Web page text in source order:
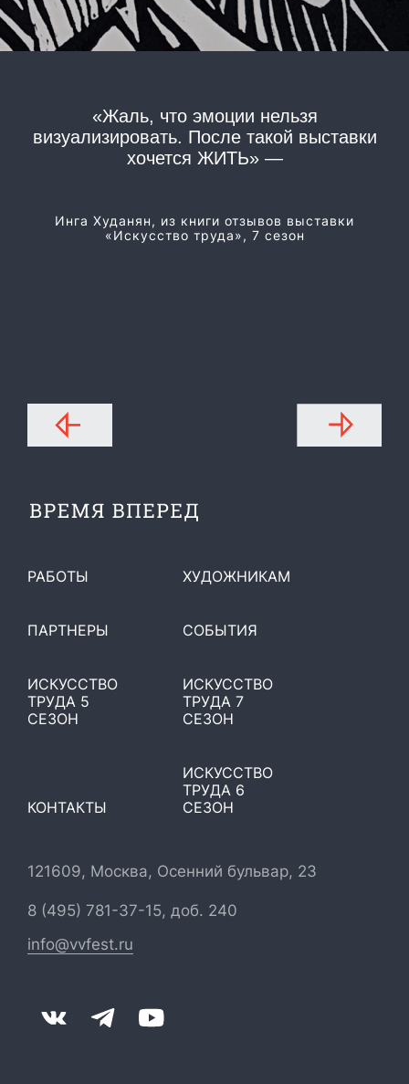
«Жаль, что эмоции нельзя
визуализировать. После такой выставки
хочется ЖИТЬ» —
Инга Худанян, из книги отзывов выставки
«Искусство труда», 7 сезон
121609, Москва, Осенний бульвар, 23
8 (495) 781-37-15, доб. 240
info@vvfest.ru
РАБОТЫ ХУДОЖНИКАМ
ПАРТНЕРЫ СОБЫТИЯ
КОНТАКТЫ
ИСКУССТВО
ТРУДА 5
СЕЗОН
ИСКУССТВО
ТРУДА 6
СЕЗОН
ИСКУССТВО
ТРУДА 7
СЕЗОН